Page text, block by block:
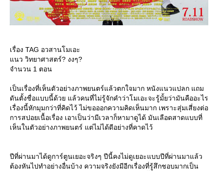
เรื่อง TAG อวสานโมเอะ
นว วิทยาศาสตร์? งงๆ?
จำนวน 1 ตอน
เป็นเรื่องที่เห็นตัวอย่างภาพยนตร์แล้วตกใจมาก หนังแนวแปลก แถม
ดันตั้งชื่อแบบนี้ด้วย แล้วคนที่ไม่รู้จักคำว่าโมเอะจะรู้มั้ยว่ามันคืออะไร
เรื่องนี้หักมุมกว่าที่คิดไว้ ไม่ขอออกความคิดเห็นมาก เพราะสุ่มเสี่ยงต่อ
การสปอยเนื้อเรื่อง เอาเป็นว่ามีเวลาก็หามาดูได้ มันเลือดสาดแบบที่
เห็นในตัวอย่างภาพยนตร์ แต่ไม่ได้ดีอย่างที่คาดไว้
ปีที่ผ่านมาได้ดูการ์ตูนเยอะจริงๆ ปีนี้คงไม่ดูเยอะแบบปีที่ผ่านมาแล้ว
ต้องหันไปทำอย่างอื่นบ้าง ความจริงยังมีอีกเรื่องที่รู้สึกชอบมากเป็น